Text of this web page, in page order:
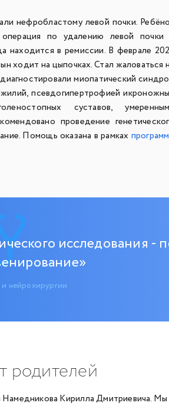
нефробластому левой почки.
по удалению левой почки
находится в ремиссии. В феврале
ходит на цыпочках. Стал жаловаться
миопатический
псевдогипертрофией
суставов,
проведение
Помощь оказана в рамках
исследования -
нейрохирургии
родителей
Кирилла Дмитриевича. Мы